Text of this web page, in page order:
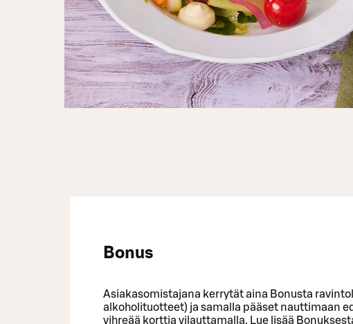
Bonus
Asiakasomistajana kerrytät aina Bonusta
alkoholituotteet) ja samalla pääset nauttimaan
vihreää korttia vilauttamalla. Lue lisää